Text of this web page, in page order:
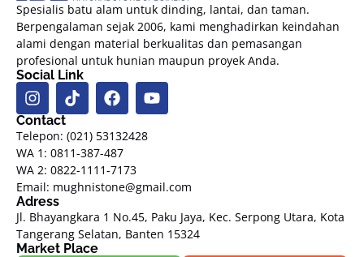
Spesialis batu alam untuk dinding, lantai, dan taman.
Berpengalaman sejak 2006, kami menghadirkan keindahan
alami dengan material berkualitas dan pemasangan
profesional untuk hunian maupun proyek Anda.
Social Link
Contact
Telepon: (021) 53132428
WA 1: 0811-387-487
WA 2: 0822-1111-7173
Email: mughnistone@gmail.com
Adress
Jl. Bhayangkara 1 No.45, Paku Jaya, Kec. Serpong Utara, Kota
Tangerang Selatan, Banten 15324
Market Place